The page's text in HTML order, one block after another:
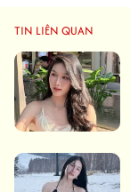
TIN LIÊN QUAN